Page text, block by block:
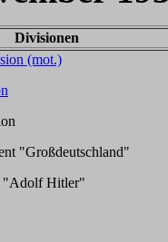
Divisionen
(mot.)
"Großdeutschland"
"Adolf Hitler"